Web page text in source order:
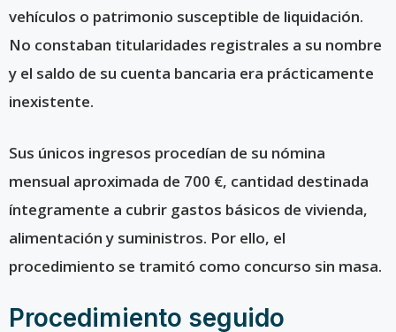
vehículos o patrimonio susceptible de liquidación.
No constaban titularidades registrales a su nombre
y el saldo de su cuenta bancaria era prácticamente
inexistente.
Sus únicos ingresos procedían de su nómina
mensual aproximada de 700 €, cantidad destinada
íntegramente a cubrir gastos básicos de vivienda,
alimentación y suministros. Por ello, el
procedimiento se tramitó como concurso sin masa.
Procedimiento seguido